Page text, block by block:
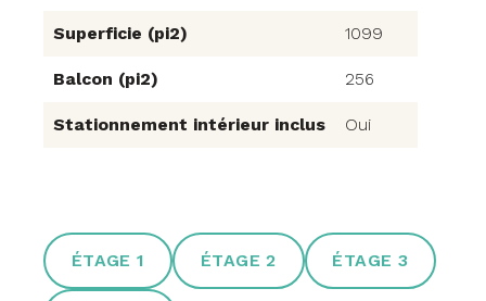
Superficie (pi2) 1099
Balcon (pi2) 256
Stationnement intérieur inclus Oui
ÉTAGE 1 ÉTAGE 2 ÉTAGE 3